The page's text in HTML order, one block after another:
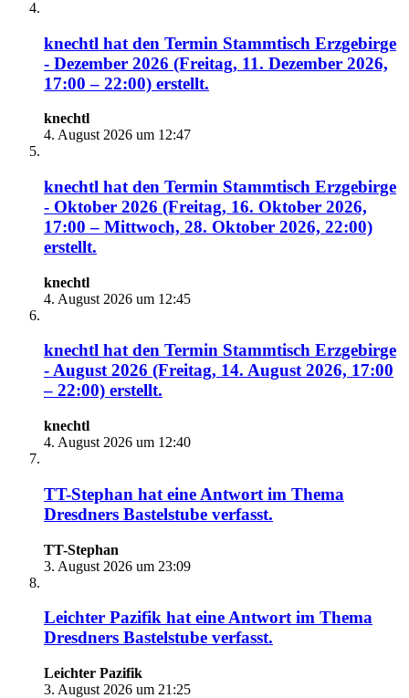
knechtl hat den Termin Stammtisch Erzgebirge
- Dezember 2026 (Freitag, 11. Dezember 2026,
17:00 – 22:00) erstellt.
knechtl
4. August 2026 um 12:47
knechtl hat den Termin Stammtisch Erzgebirge
- Oktober 2026 (Freitag, 16. Oktober 2026,
17:00 – Mittwoch, 28. Oktober 2026, 22:00)
erstellt.
knechtl
4. August 2026 um 12:45
knechtl hat den Termin Stammtisch Erzgebirge
- August 2026 (Freitag, 14. August 2026, 17:00
– 22:00) erstellt.
knechtl
4. August 2026 um 12:40
TT-Stephan hat eine Antwort im Thema
Dresdners Bastelstube verfasst.
TT-Stephan
3. August 2026 um 23:09
Leichter Pazifik hat eine Antwort im Thema
Dresdners Bastelstube verfasst.
Leichter Pazifik
3. August 2026 um 21:25